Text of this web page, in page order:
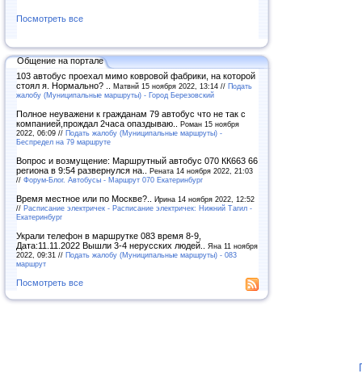
Посмотреть все
Общение на портале
103 автобус проехал мимо ковровой фабрики, на которой
стоял я. Нормально? .. Матвнй 15 ноября 2022, 13:14 // Подать
жалобу (Муниципальные маршруты) - Город Березовский
Полное неуважени к гражданам 79 автобус что не так с
компанией,прождал 2часа опаздываю.. Роман 15 ноября
2022, 06:09 // Подать жалобу (Муниципальные маршруты) -
Беспредел на 79 маршруте
Вопрос и возмущение: Маршрутный автобус 070 КК663 66
региона в 9:54 развернулся на.. Рената 14 ноября 2022, 21:03
// Форум-Блог. Автобусы - Маршрут 070 Екатеринбург
Время местное или по Москве?.. Ирина 14 ноября 2022, 12:52
// Расписание электричек - Расписание электричек: Нижний Тагил -
Екатеринбург
Украли телефон в маршрутке 083 время 8-9,
Дата:11.11.2022 Вышли 3-4 нерусских людей.. Яна 11 ноября
2022, 09:31 // Подать жалобу (Муниципальные маршруты) - 083
маршрут
Посмотреть все